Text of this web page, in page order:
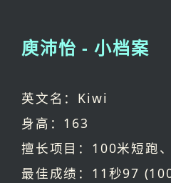
庾沛怡 - 小档案
英文名：Kiwi
身高：163
擅长项目：100米短跑
最佳成绩：11秒97